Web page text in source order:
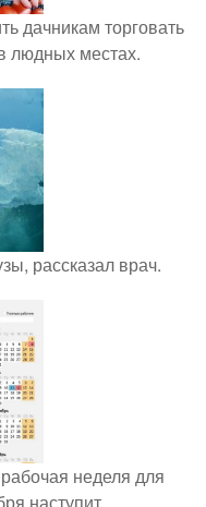
дачникам торговать
людных местах.
рассказал врач.
неделя для